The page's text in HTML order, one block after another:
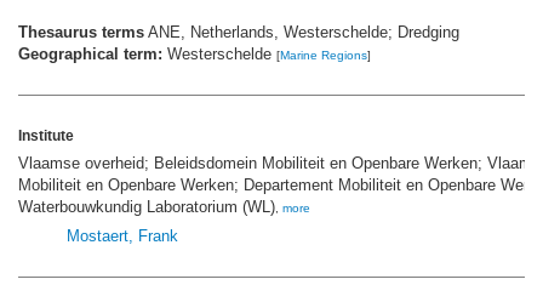
Thesaurus terms ANE, Netherlands, Westerschelde; Dredging
Geographical term: Westerschelde [Marine Regions]
Institute
Vlaamse overheid; Beleidsdomein Mobiliteit en Openbare Werken;
Mobiliteit en Openbare Werken; Departement Mobiliteit en Openbare
Waterbouwkundig Laboratorium (WL), more
Mostaert, Frank